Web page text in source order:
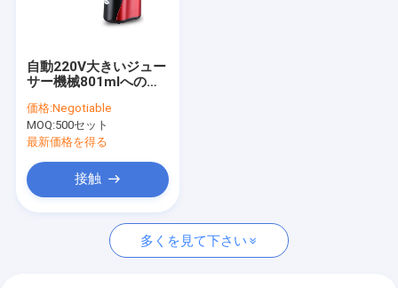
自動220V大きいジュー
サー機械801mlへの
価格:Negotiable
MOQ:500セット
最新価格を得る
接触
多くを見て下さい